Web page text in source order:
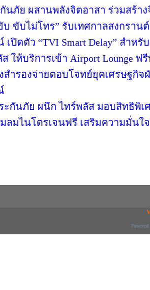
นภัย ผสานพลังจิตอาสา ร่วมสร้า
ขับไม่โทร” รับเทศกาลสงกรานต์
เปิดตัว “TVI Smart Delay” สำห
ให้บริการเข้า Airport Lounge
สำรองจ่ายตอบโจทย์ยุคเศรษฐกิ
กันภัย ผนึก ไทร์พลัส มอบสิทธิพิเ
มลมไนโตรเจนฟรี เสริมความมั่นใ